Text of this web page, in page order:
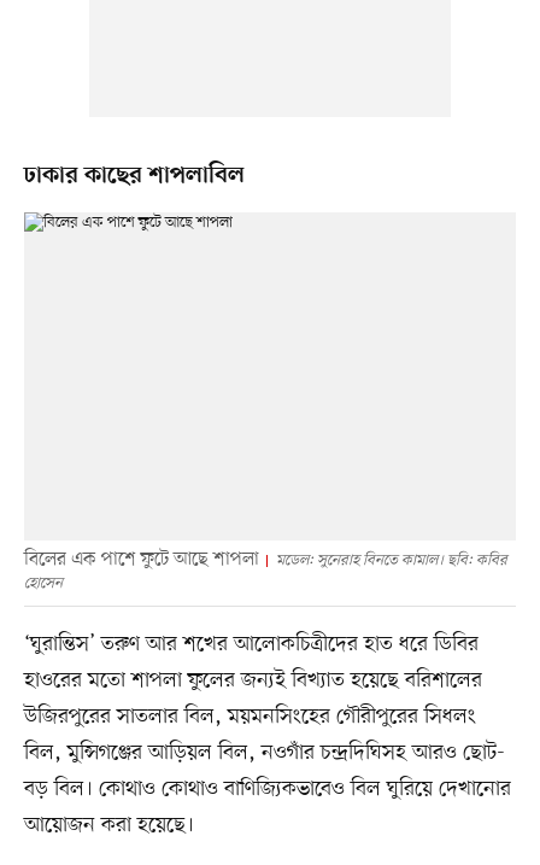
ঢাকার কাছের শাপলাবিল
বিলের এক পাশে ফুটে আছে শাপলা
মডেল: সুনেরাহ বিনতে কামাল। ছবি: কবির
হোসেন
‘ঘুরান্তিস’ তরুণ আর শখের আলোকচিত্রীদের হাত ধরে ডিবির
হাওরের মতো শাপলা ফুলের জন্যই বিখ্যাত হয়েছে বরিশালের
উজিরপুরের সাতলার বিল, ময়মনসিংহের গৌরীপুরের সিধলং
বিল, মুন্সিগঞ্জের আড়িয়ল বিল, নওগাঁর চন্দ্রদিঘিসহ আরও ছোট-
বড় বিল। কোথাও কোথাও বাণিজ্যিকভাবেও বিল ঘুরিয়ে দেখানোর
আয়োজন করা হয়েছে।